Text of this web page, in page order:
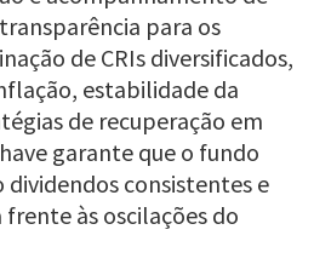
para os
de CRIs diversificados,
estabilidade da
de recuperação em
garante que o fundo
consistentes e
às oscilações do